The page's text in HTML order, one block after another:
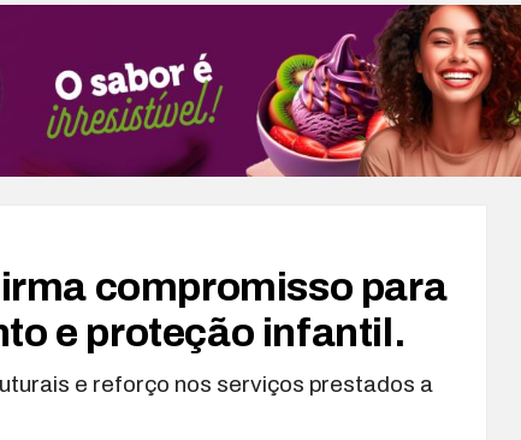
compromisso para
e proteção infantil.
e reforço nos serviços prestados a